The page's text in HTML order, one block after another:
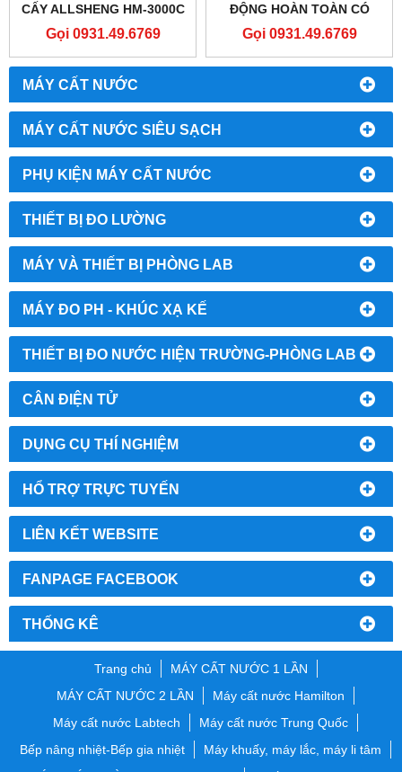
MÁY CẤT NƯỚC
MÁY CẤT NƯỚC SIÊU SẠCH
PHỤ KIỆN MÁY CẤT NƯỚC
THIẾT BỊ ĐO LƯỜNG
MÁY VÀ THIẾT BỊ PHÒNG LAB
MÁY ĐO PH - KHÚC XẠ KẾ
THIẾT BỊ ĐO NƯỚC HIỆN TRƯỜNG-PHÒNG LAB
CÂN ĐIỆN TỬ
DỤNG CỤ THÍ NGHIỆM
HỔ TRỢ TRỰC TUYẾN
LIÊN KẾT WEBSITE
FANPAGE FACEBOOK
THỐNG KÊ
CẤY ALLSHENG HM-3000C
Gọi 0931.49.6769
ĐỘNG HOÀN TOÀN CÓ
SẤY KHÔ 196 LÍT
MEDSOURCE TC-500A
Gọi 0931.49.6769
Trang chủ
MÁY CẤT NƯỚC 1 LẦN
MÁY CẤT NƯỚC 2 LẦN
Máy cất nước Hamilton
Máy cất nước Labtech
Máy cất nước Trung Quốc
Bếp nâng nhiệt-Bếp gia nhiệt
Máy khuấy, máy lắc, máy li tâm